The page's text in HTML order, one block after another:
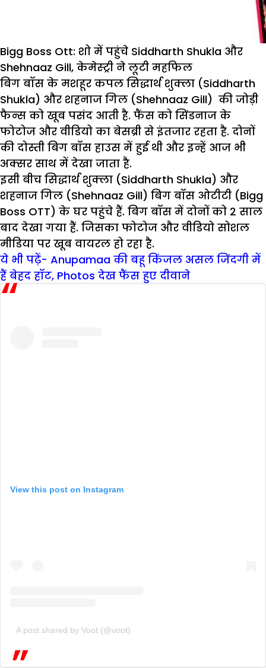
Bigg Boss Ott: शो में पहुंचे Siddharth Shukla और
Shehnaaz Gill, केमेस्ट्री ने लूटी महफिल
बिग बॉस के मशहूर कपल सिद्धार्थ शुक्ला (Siddharth
Shukla) और शहनाज गिल (Shehnaaz Gill) की जोड़ी
फैन्स को खूब पसंद आती है. फैंस को सिंडनाज के
फोटोज और वीडियो का बेसब्री से इंतजार रहता है. दोनों
की दोस्ती बिग बॉस हाउस में हुई थी और इन्हें आज भी
अक्सर साथ में देखा जाता है.
इसी बीच सिद्धार्थ शुक्ला (Siddharth Shukla) और
शहनाज गिल (Shehnaaz Gill) बिग बॉस ओटीटी (Bigg
Boss OTT) के घर पहुंचे हैं. बिग बॉस में दोनों को 2 साल
बाद देखा गया हैं. जिसका फोटोज और वीडियो सोशल
मीडिया पर खूब वायरल हो रहा है.
ये भी पढ़ें- Anupamaa की बहू किंजल असल जिंदगी में
हैं बेहद हॉट, Photos देख फैंस हुए दीवाने
View this post on Instagram
A post shared by Voot (@voot)